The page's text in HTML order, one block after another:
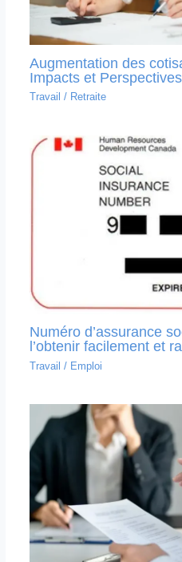
Augmentation des
Impacts et
Travail / Retraite
Numéro d’assurance
l’obtenir facilement et
Travail / Emploi